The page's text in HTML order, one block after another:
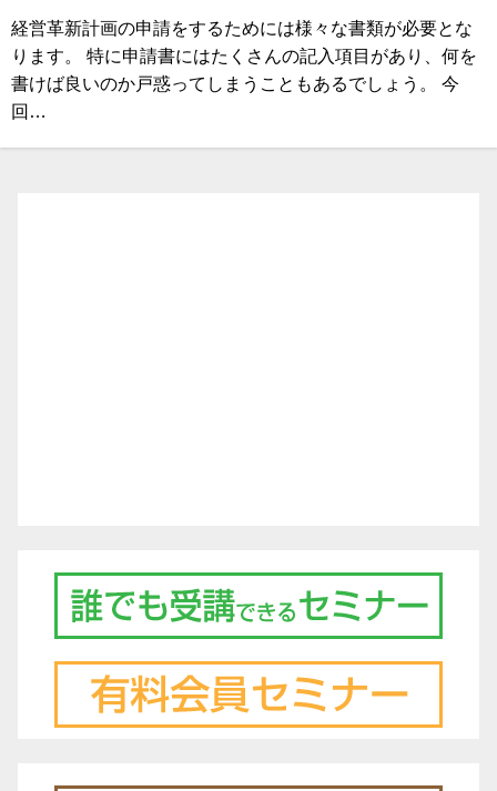
経営革新計画の申請をするためには様々な書類が必要とな
ります。 特に申請書にはたくさんの記入項目があり、何を
書けば良いのか戸惑ってしまうこともあるでしょう。 今
回…